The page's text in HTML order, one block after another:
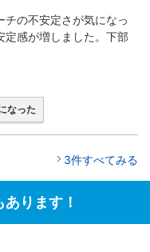
の不安定さが気になっ
定感が増しました。下部
なった
3件すべてみる
ります！